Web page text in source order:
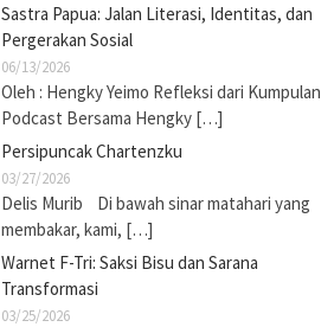
Sastra Papua: Jalan Literasi, Identitas, dan
Pergerakan Sosial
06/13/2026
Oleh : Hengky Yeimo Refleksi dari Kumpulan
Podcast Bersama Hengky […]
Persipuncak Chartenzku
03/27/2026
Delis Murib Di bawah sinar matahari yang
membakar, kami, […]
Warnet F-Tri: Saksi Bisu dan Sarana
Transformasi
03/25/2026